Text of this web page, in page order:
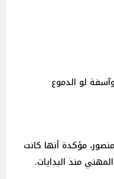
لو الدموع
مؤكدة أنها كانت
منذ البدايات.